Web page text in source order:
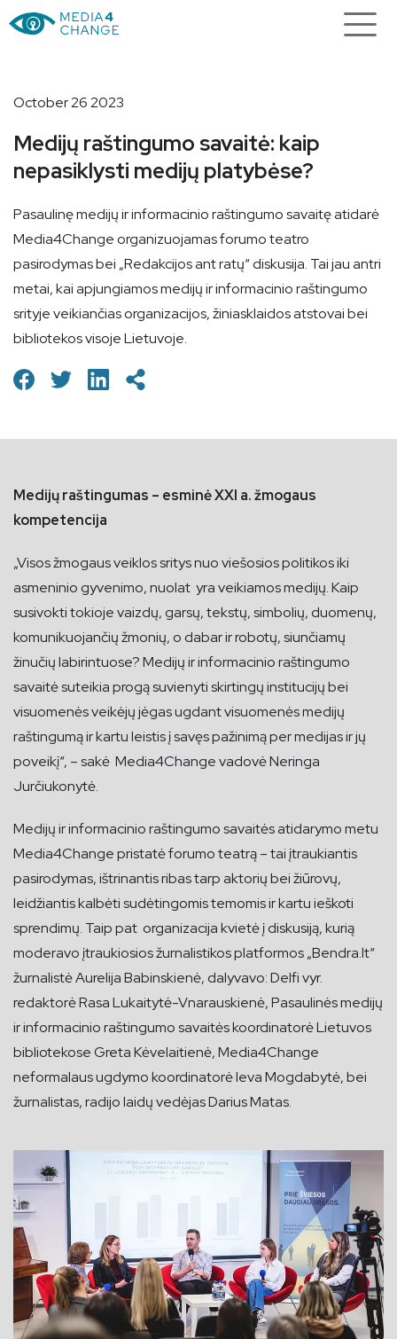
October 26 2023
Medijų raštingumo savaitė: kaip
nepasiklysti medijų platybėse?
Pasaulinę medijų ir informacinio raštingumo savaitę atidarė
Media4Change organizuojamas forumo teatro
pasirodymas bei „Redakcijos ant ratų“ diskusija. Tai jau antri
metai, kai apjungiamos medijų ir informacinio raštingumo
srityje veikiančias organizacijos, žiniasklaidos atstovai bei
bibliotekos visoje Lietuvoje.
Medijų raštingumas – esminė XXI a. žmogaus
kompetencija
„Visos žmogaus veiklos sritys nuo viešosios politikos iki
asmeninio gyvenimo, nuolat yra veikiamos medijų. Kaip
susivokti tokioje vaizdų, garsų, tekstų, simbolių, duomenų,
komunikuojančių žmonių, o dabar ir robotų, siunčiamų
žinučių labirintuose? Medijų ir informacinio raštingumo
savaitė suteikia progą suvienyti skirtingų institucijų bei
visuomenės veikėjų jėgas ugdant visuomenės medijų
raštingumą ir kartu leistis į savęs pažinimą per medijas ir jų
poveikį“, – sakė Media4Change vadovė Neringa
Jurčiukonytė.
Medijų ir informacinio raštingumo savaitės atidarymo metu
Media4Change pristatė forumo teatrą – tai įtraukiantis
pasirodymas, ištrinantis ribas tarp aktorių bei žiūrovų,
leidžiantis kalbėti sudėtingomis temomis ir kartu ieškoti
sprendimų. Taip pat organizacija kvietė į diskusiją, kurią
moderavo įtraukiosios žurnalistikos platformos „Bendra.lt“
žurnalistė Aurelija Babinskienė, dalyvavo: Delfi vyr.
redaktorė Rasa Lukaitytė-Vnarauskienė, Pasaulinės medijų
ir informacinio raštingumo savaitės koordinatorė Lietuvos
bibliotekose Greta Kėvelaitienė, Media4Change
neformalaus ugdymo koordinatorė Ieva Mogdabytė, bei
žurnalistas, radijo laidų vedėjas Darius Matas.